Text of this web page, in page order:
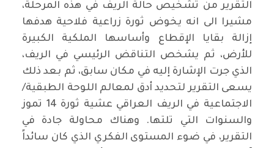
التقرير من تشخيص حالة الريف في هذه المرحلة،
مشيرا الى انه يخوض ثورة زراعية فلاحية هدفها
إزالة بقايا الإقطاع وأساسها الملكية الكبيرة
للأرض، ثم يشخص التناقض الرئيسي في الريف،
الذي جرت الإشارة إليه في مكان سابق، ثم بعد ذلك
يسعى التقرير لتحديد أدق لمعالم اللوحة الطبقية/
الاجتماعية في الريف العراقي عشية ثورة 14 تموز
والسنوات التي تلتها. وهناك محاولة جادة في
التقرير، في ضوء المستوى الفكري الذي كان سائداً